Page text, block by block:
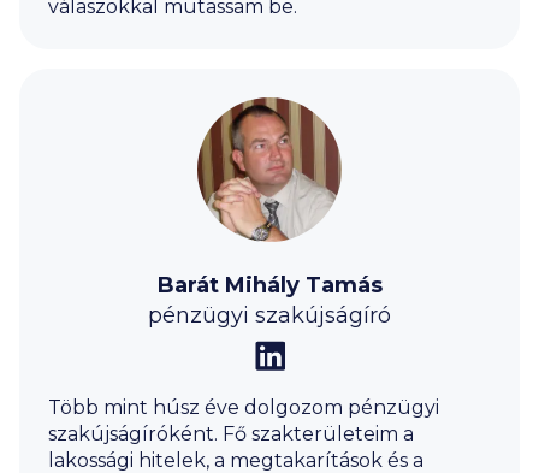
válaszokkal mutassam be.
Barát Mihály Tamás
pénzügyi szakújságíró
Több mint húsz éve dolgozom pénzügyi
szakújságíróként. Fő szakterületeim a
lakossági hitelek, a megtakarítások és a